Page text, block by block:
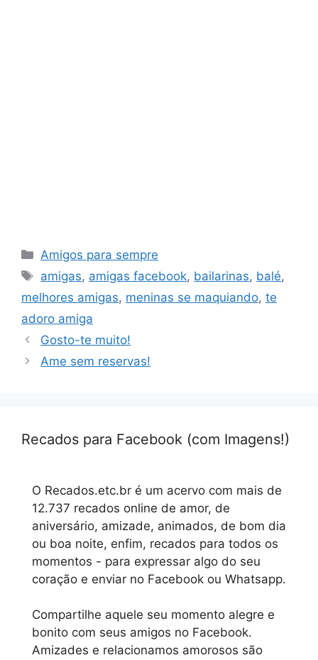
Categorias
Amigos para sempre
Tags
amigas, amigas facebook, bailarinas, balé,
melhores amigas, meninas se maquiando, te
adoro amiga
Gosto-te muito!
Ame sem reservas!
Recados para Facebook (com Imagens!)
O Recados.etc.br é um acervo com mais de
12.737 recados online de amor, de
aniversário, amizade, animados, de bom dia
ou boa noite, enfim, recados para todos os
momentos - para expressar algo do seu
coração e enviar no Facebook ou Whatsapp.
Compartilhe aquele seu momento alegre e
bonito com seus amigos no Facebook.
Amizades e relacionamos amorosos são